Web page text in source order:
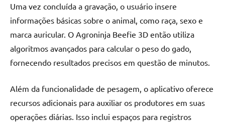
Uma vez concluída a gravação, o usuário insere
informações básicas sobre o animal, como raça, sexo e
marca auricular. O Agroninja Beefie 3D então utiliza
algoritmos avançados para calcular o peso do gado,
fornecendo resultados precisos em questão de minutos.
Além da funcionalidade de pesagem, o aplicativo oferece
recursos adicionais para auxiliar os produtores em suas
operações diárias. Isso inclui espaços para registros